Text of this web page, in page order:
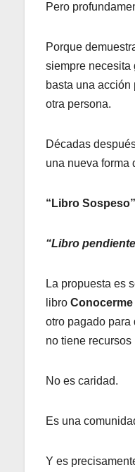
Pero
Porque
siempre necesita
basta una acción
otra persona.
Décadas
una nueva forma
“Libro Sospeso”
“Libro
La propuesta es
libro
otro pagado para
no tiene
No es caridad.
Es una
Y es